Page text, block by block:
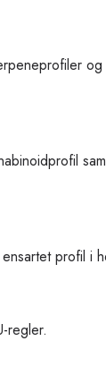
og
profil i
regler.